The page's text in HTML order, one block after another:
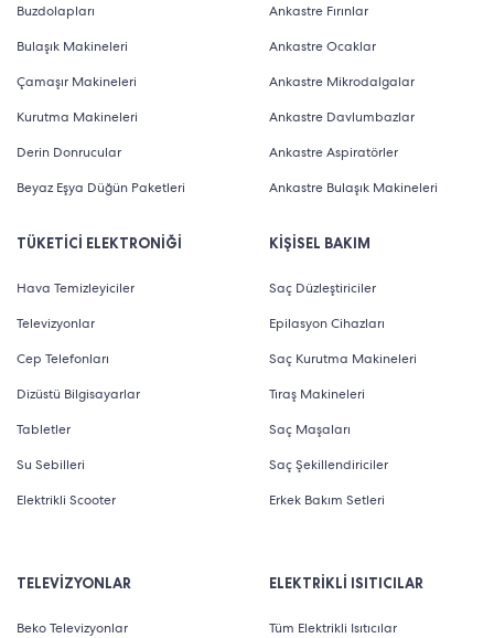
Buzdolapları
Bulaşık Makineleri
Çamaşır Makineleri
Kurutma Makineleri
Derin Donrucular
Beyaz Eşya Düğün Paketleri
TÜKETİCİ ELEKTRONİĞİ
Hava Temizleyiciler
Televizyonlar
Cep Telefonları
Dizüstü Bilgisayarlar
Tabletler
Su Sebilleri
Elektrikli Scooter
Ankastre Fırınlar
Ankastre Ocaklar
Ankastre Mikrodalgalar
Ankastre Davlumbazlar
Ankastre Aspiratörler
Ankastre Bulaşık Makineleri
KİŞİSEL BAKIM
Saç Düzleştiriciler
Epilasyon Cihazları
Saç Kurutma Makineleri
Tıraş Makineleri
Saç Maşaları
Saç Şekillendiriciler
Erkek Bakım Setleri
TELEVİZYONLAR
Beko Televizyonlar
ELEKTRİKLİ ISITICILAR
Tüm Elektrikli Isıtıcılar